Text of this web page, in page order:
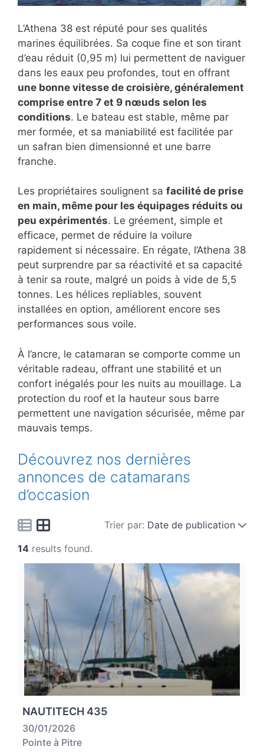
L’Athena 38 est réputé pour ses qualités
marines équilibrées. Sa coque fine et son tirant
d’eau réduit (0,95 m) lui permettent de naviguer
dans les eaux peu profondes, tout en offrant
une bonne vitesse de croisière, généralement
comprise entre 7 et 9 nœuds selon les
conditions. Le bateau est stable, même par
mer formée, et sa maniabilité est facilitée par
un safran bien dimensionné et une barre
franche.
Les propriétaires soulignent sa facilité de prise
en main, même pour les équipages réduits ou
peu expérimentés. Le gréement, simple et
efficace, permet de réduire la voilure
rapidement si nécessaire. En régate, l’Athena 38
peut surprendre par sa réactivité et sa capacité
à tenir sa route, malgré un poids à vide de 5,5
tonnes. Les hélices repliables, souvent
installées en option, améliorent encore ses
performances sous voile.
À l’ancre, le catamaran se comporte comme un
véritable radeau, offrant une stabilité et un
confort inégalés pour les nuits au mouillage. La
protection du roof et la hauteur sous barre
permettent une navigation sécurisée, même par
mauvais temps.
Découvrez nos dernières
annonces de catamarans
d’occasion
Trier par: Date de publication
14 results found.
NAUTITECH 435
30/01/2026
Pointe à Pitre